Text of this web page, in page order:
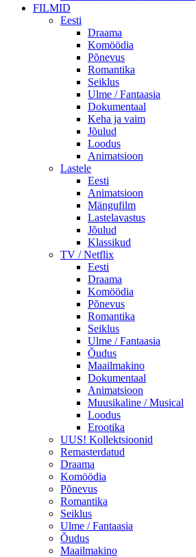
FILMID
Eesti
Draama
Komöödia
Põnevus
Romantika
Seiklus
Ulme / Fantaasia
Dokumentaal
Keha ja vaim
Jõulud
Loodus
Animatsioon
Lastele
Eesti
Animatsioon
Mängufilm
Lastelavastus
Jõulud
Klassikud
TV / Netflix
Eesti
Draama
Komöödia
Põnevus
Romantika
Seiklus
Ulme / Fantaasia
Õudus
Maailmakino
Dokumentaal
Animatsioon
Muusikaline / Musical
Loodus
Erootika
UUS! Kollektsioonid
Remasterdatud
Draama
Komöödia
Põnevus
Romantika
Seiklus
Ulme / Fantaasia
Õudus
Maailmakino